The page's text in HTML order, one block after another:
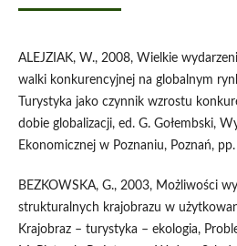
ALEJZIAK, W., 2008, Wielkie
walki konkurencyjnej na globalnym
Turystyka jako czynnik wzrostu
dobie globalizacji, ed. G. Gołembski,
Ekonomicznej w Poznaniu, Poznań,
BEZKOWSKA, G., 2003, Możliwości
strukturalnych krajobrazu w
Krajobraz – turystyka – ekologia,